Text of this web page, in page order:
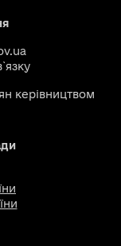
керівництвом